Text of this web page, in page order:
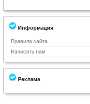
Информация
Правила сайта
Написать нам
Реклама